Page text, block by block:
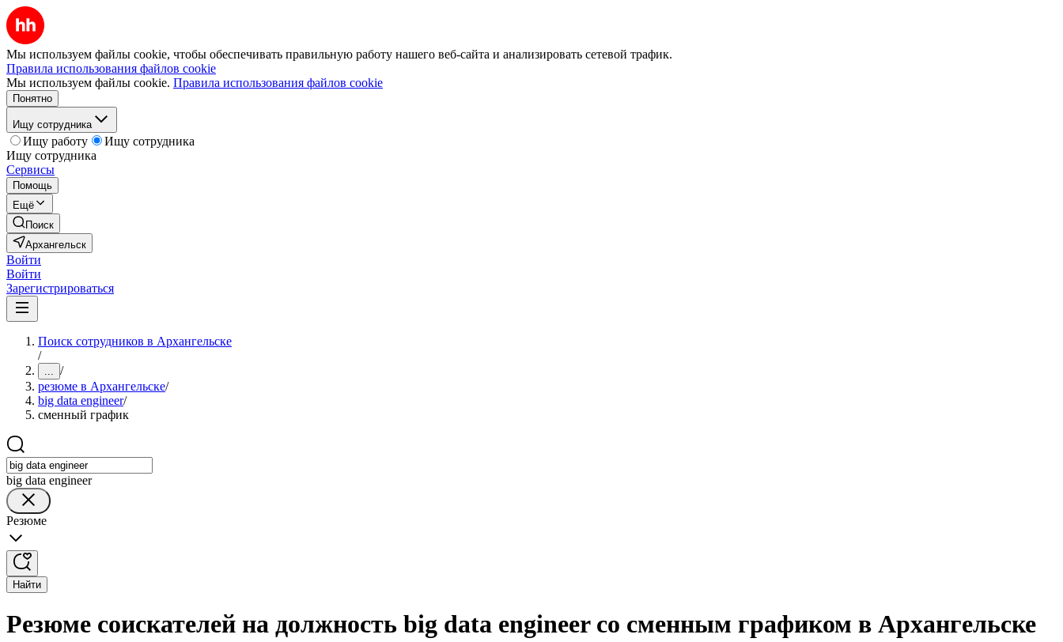
Мы используем файлы cookie, чтобы обеспечивать правильную работу нашего веб-сайта и анализировать сетевой трафик.
Правила использования файлов cookie
Мы используем файлы cookie. Правила использования файлов cookie
Понятно
Ищу сотрудника
Ищу работу
Ищу сотрудника
Ищу сотрудника
Сервисы
Помощь
Ещё
Поиск
Архангельск
Войти
Войти
Зарегистрироваться
Поиск сотрудников в Архангельске
/
... /
резюме в Архангельске/
big data engineer/
сменный график
big data engineer
Резюме
Найти
Резюме соискателей на должность big data engineer со сменным графиком в Архангельске